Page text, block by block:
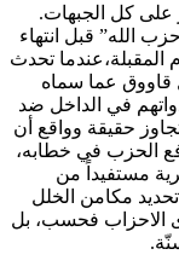
على كل الجبهات.
الله” قبل انتهاء
المقبلة،عندما تحدث
عما سماه
في الداخل ضد
حقيقة وواقع أن
الحزب في خطابه،
مستفيداً من
مكامن الخلل
الاحزاب فحسب، بل